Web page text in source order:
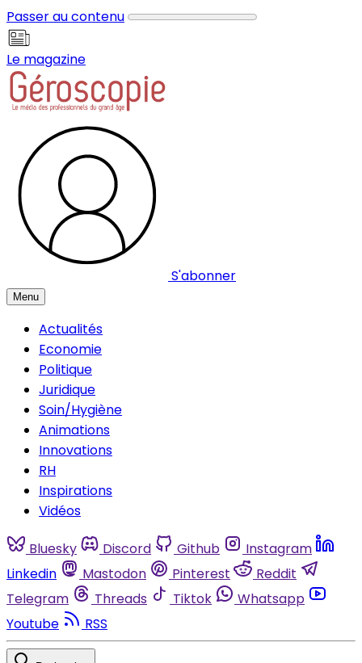
Passer au contenu
Le magazine
S'abonner
Menu
Actualités
Economie
Politique
Juridique
Soin/Hygiène
Animations
Innovations
RH
Inspirations
Vidéos
Bluesky Discord Github
Instagram
Linkedin
Mastodon Pinterest
Reddit
Telegram
Threads Tiktok
Whatsapp
Youtube
RSS
Panneau de gestion des cookies